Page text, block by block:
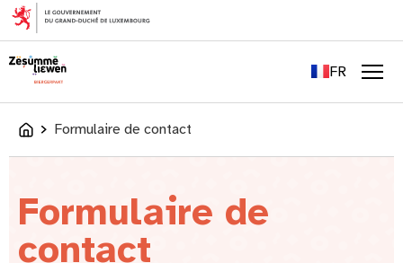
principal
FR
LU
AccueilFormulaire de contact
Formulaire de
contact